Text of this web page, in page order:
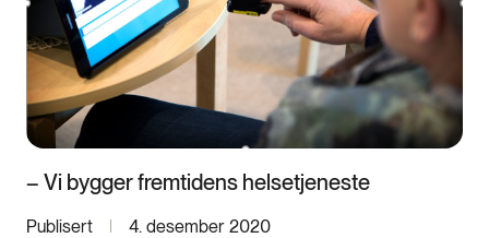
– Vi bygger fremtidens helsetjeneste
Publisert 4. desember 2020